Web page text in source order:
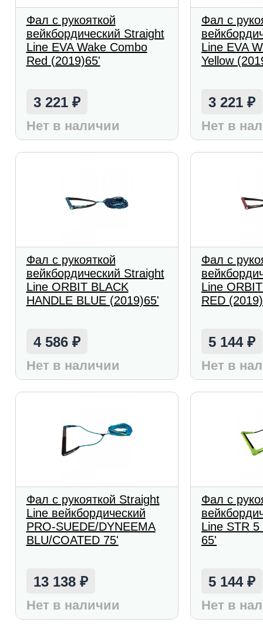
Фал с рукояткой
вейкбордический Straight
Line EVA Wake Combo
Red (2019)65'
3 221 ₽
Нет в наличии
Фал с
Line EVA
Yellow
3 221₽
Нет в
Фал с рукояткой
вейкбордический Straight
Line ORBIT BLACK
HANDLE BLUE (2019)65'
4 586 ₽
Нет в наличии
Фал с
Line
RED
5 144₽
Нет в
Фал с рукояткой Straight
Line вейкбордический
PRO-SUEDE/DYNEEMA
BLU/COATED 75'
13 138 ₽
Нет в наличии
Фал с
Line STR
65'
5 144₽
Нет в